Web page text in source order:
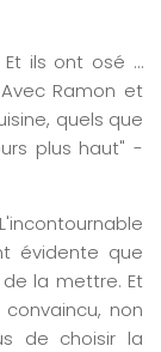
Et ils ont osé …
Ramon et
quels que
plus haut" -
évidente que
la mettre. Et
non
de choisir la